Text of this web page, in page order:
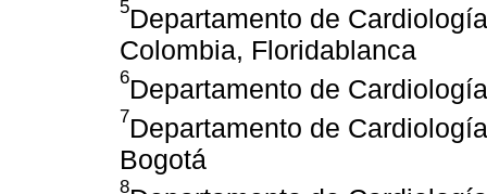
5Departamento de
Colombia, Floridablanca
6Departamento de
7Departamento de
Bogotá
8